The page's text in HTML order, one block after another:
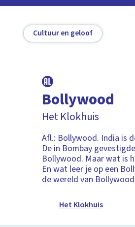
Cultuur en geloof
Bollywood
Het Klokhuis
Afl.: Bollywood. India is
De in Bombay
Bollywood. Maar wat is
En wat leer je op een
de wereld van
Het Klokhuis